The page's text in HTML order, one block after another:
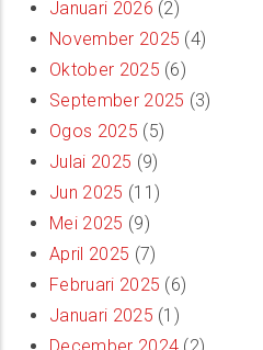
Januari 2026 (2)
November 2025 (4)
Oktober 2025 (6)
September 2025 (3)
Ogos 2025 (5)
Julai 2025 (9)
Jun 2025 (11)
Mei 2025 (9)
April 2025 (7)
Februari 2025 (6)
Januari 2025 (1)